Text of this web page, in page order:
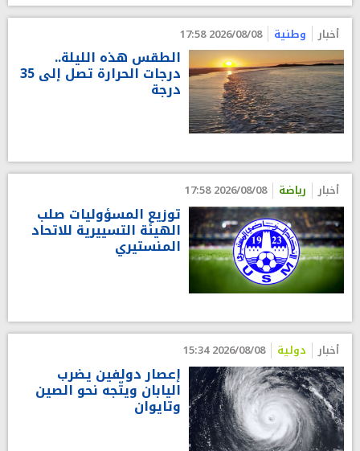
أخبار وطنية 2026/08/08 17:58
الطقس هذه الليلة..
درجات الحرارة تصل إلى 35
درجة
أخبار رياضة 2026/08/08 17:58
توزيع المسؤوليات صلب
الهيئة التسييرية للاتحاد
المنستيري
أخبار دولية 2026/08/08 15:34
إعصار دولفين يضرب
اليابان ويتّجه نحو الصين
وتايوان